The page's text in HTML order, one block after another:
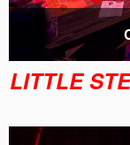
LITTLE